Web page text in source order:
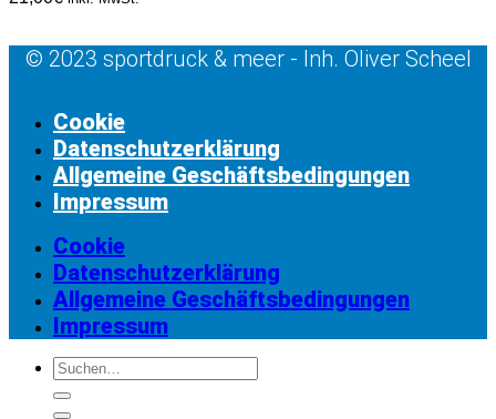
© 2023 sportdruck & meer - Inh. Oliver Scheel
Cookie
Datenschutzerklärung
Allgemeine Geschäftsbedingungen
Impressum
Cookie
Datenschutzerklärung
Allgemeine Geschäftsbedingungen
Impressum
Suchen
nach: